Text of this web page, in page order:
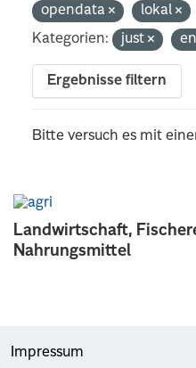
Landwirtschaft,
Nahrungsmittel
opendata
lokal
Kategorien:
just
Ergebnisse filtern
Bitte versuch es mit
Impressum